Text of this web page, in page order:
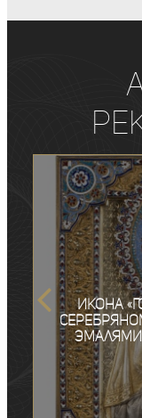
Икона
эмалями